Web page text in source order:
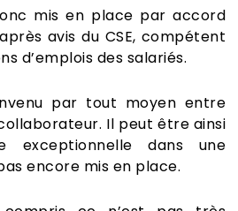
mis en place par accord
avis du CSE, compétent
d’emplois des salariés.
par tout moyen entre
Il peut être ainsi
exceptionnelle dans une
encore mis en place.